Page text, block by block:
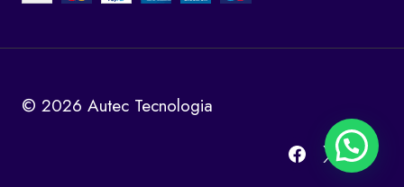
© 2026 Autec Tecnologia